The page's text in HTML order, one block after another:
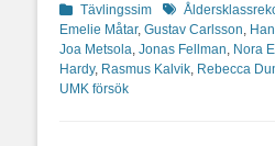
Kategorier
Tävlingssim Etiketter
Emelie Måtar, Gustav Carlsson,
Joa Metsola, Jonas Fellman, Nora
Hardy, Rasmus Kalvik, Rebecca
UMK försök